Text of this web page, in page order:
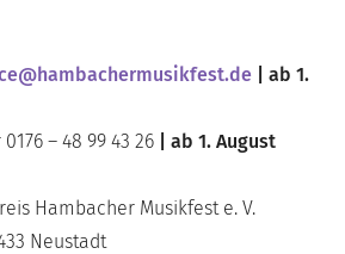
| ab 1.
– 48 99 43 26
| ab 1. August
Hambacher Musikfest e. V.
Neustadt